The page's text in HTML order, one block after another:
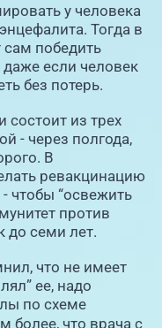
у человека
Тогда в
сам победить
если человек
без потерь.
состоит из трех
- через полгода,
В
ревакцинацию
чтобы “освежить
против
до семи лет.
что не имеет
ее, надо
по схеме
более, что врача с